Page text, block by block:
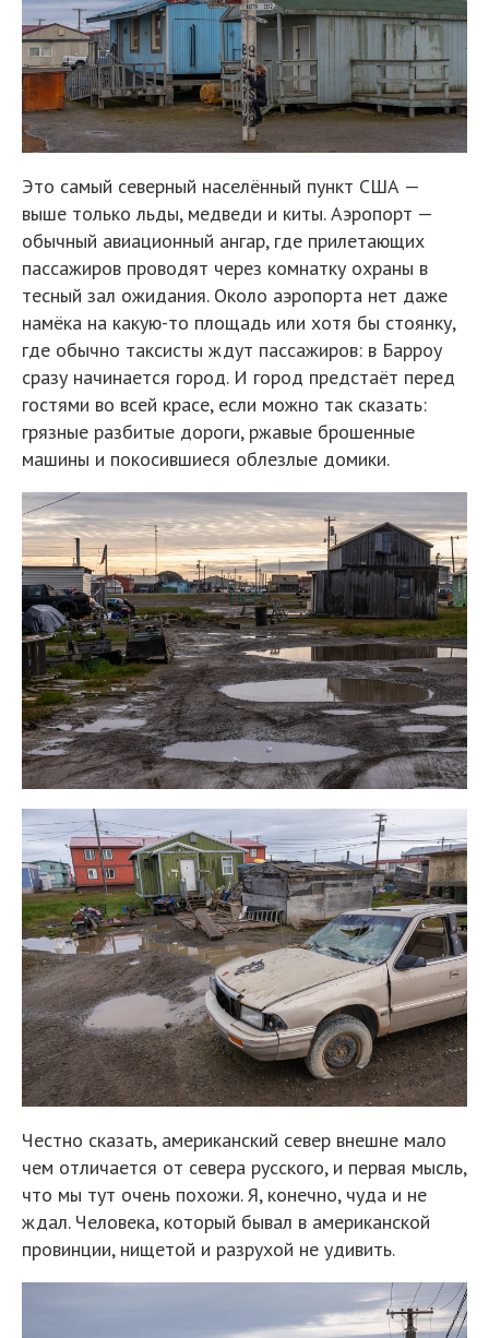
Это самый северный населённый пункт США —
выше только льды, медведи и киты. Аэропорт —
обычный авиационный ангар, где прилетающих
пассажиров проводят через комнатку охраны в
тесный зал ожидания. Около аэропорта нет даже
намёка на какую-то площадь или хотя бы стоянку,
где обычно таксисты ждут пассажиров: в Барроу
сразу начинается город. И город предстаёт перед
гостями во всей красе, если можно так сказать:
грязные разбитые дороги, ржавые брошенные
машины и покосившиеся облезлые домики.
Честно сказать, американский север внешне мало
чем отличается от севера русского, и первая мысль,
что мы тут очень похожи. Я, конечно, чуда и не
ждал. Человека, который бывал в американской
провинции, нищетой и разрухой не удивить.